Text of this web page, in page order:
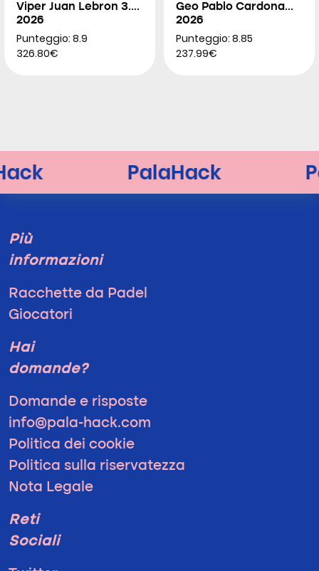
Viper Juan Lebron 3.0
2026
Punteggio: 8.9
326.80€
Geo Pablo Cardona
2026
Punteggio: 8.85
237.99€
Più
informazioni
Racchette da Padel
Giocatori
Hai
domande?
Domande e risposte
info@pala-hack.com
Politica dei cookie
Politica sulla riservatezza
Nota Legale
Reti
Sociali